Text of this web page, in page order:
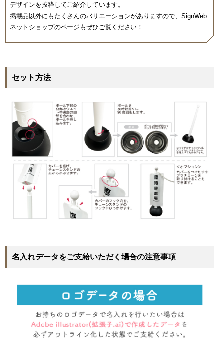
デザインを抜粋してご紹介しています。
掲載品以外にもたくさんのバリエーションがありますので、SignWeb
ネットショップのページもぜひご覧ください！
セット方法
名入れデータをご支給いただく場合の注意事項